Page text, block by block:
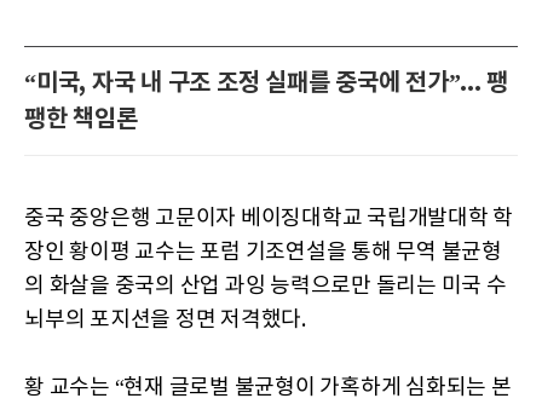
“미국, 자국 내 구조 조정 실패를 중국에 전가”... 팽
팽한 책임론
중국 중앙은행 고문이자 베이징대학교 국립개발대학 학
장인 황이평 교수는 포럼 기조연설을 통해 무역 불균형
의 화살을 중국의 산업 과잉 능력으로만 돌리는 미국 수
뇌부의 포지션을 정면 저격했다.
황 교수는 “현재 글로벌 불균형이 가혹하게 심화되는 본